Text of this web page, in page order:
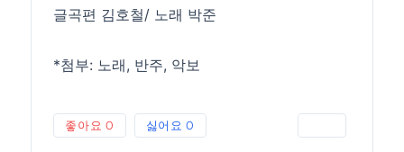
글곡편 김호철/ 노래 박준
*첨부: 노래, 반주, 악보
좋아요 0 싫어요 0